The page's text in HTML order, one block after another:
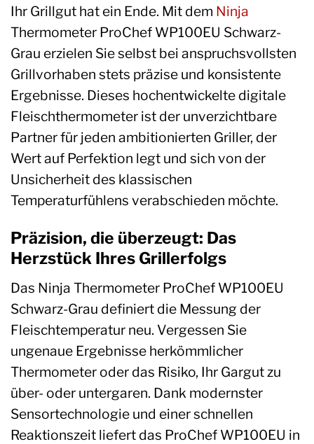
Ihr Grillgut hat ein Ende. Mit dem Ninja
Thermometer ProChef WP100EU Schwarz-
Grau erzielen Sie selbst bei anspruchsvollsten
Grillvorhaben stets präzise und konsistente
Ergebnisse. Dieses hochentwickelte digitale
Fleischthermometer ist der unverzichtbare
Partner für jeden ambitionierten Griller, der
Wert auf Perfektion legt und sich von der
Unsicherheit des klassischen
Temperaturfühlens verabschieden möchte.
Präzision, die überzeugt: Das
Herzstück Ihres Grillerfolgs
Das Ninja Thermometer ProChef WP100EU
Schwarz-Grau definiert die Messung der
Fleischtemperatur neu. Vergessen Sie
ungenaue Ergebnisse herkömmlicher
Thermometer oder das Risiko, Ihr Gargut zu
über- oder untergaren. Dank modernster
Sensortechnologie und einer schnellen
Reaktionszeit liefert das ProChef WP100EU in